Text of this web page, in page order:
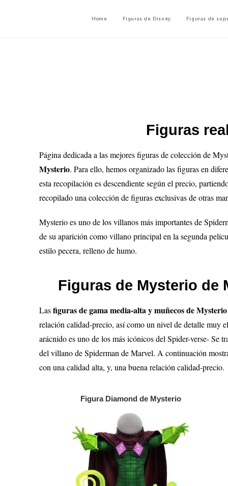
Home Figuras de Disney Figuras de
Figuras
Página dedicada a las mejores figuras de colección de
Mysterio. Para ello, hemos organizado las figuras en
esta recopilación es descendiente según el precio,
recopilado una colección de figuras exclusivas de otras
Mysterio es uno de los villanos más importantes de
de su aparición como villano principal en la segunda
estilo pecera, relleno de humo.
Figuras de Mysterio de
Lasfiguras de gama media-alta y muñecos de
relación calidad-precio, así como un nivel de detalle muy
arácnido es uno de los más icónicos del Spider-verse- Se
del villano de Spiderman de Marvel. A continuación
con una calidad alta, y, una buena relación calidad-precio.
Figura Diamond de Mysterio